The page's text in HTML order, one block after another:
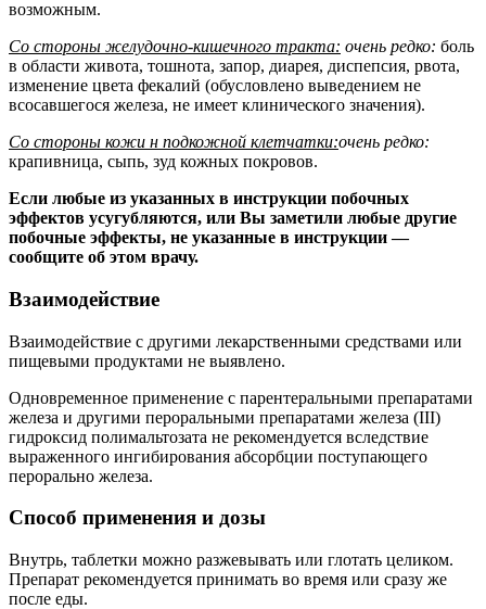
возможным.
Со стороны желудочно-кишечного тракта: очень редко: боль
в области живота, тошнота, запор, диарея, диспепсия, рвота,
изменение цвета фекалий (обусловлено выведением не
всосавшегося железа, не имеет клинического значения).
Со стороны кожи н подкожной клетчатки:очень редко:
крапивница, сыпь, зуд кожных покровов.
Если любые из указанных в инструкции побочных
эффектов усугубляются, или Вы заметили любые другие
побочные эффекты, не указанные в инструкции —
сообщите об этом врачу.
Взаимодействие
Взаимодействие с другими лекарственными средствами или
пищевыми продуктами не выявлено.
Одновременное применение с парентеральными препаратами
железа и другими пероральными препаратами железа (III)
гидроксид полимальтозата не рекомендуется вследствие
выраженного ингибирования абсорбции поступающего
перорально железа.
Способ применения и дозы
Внутрь, таблетки можно разжевывать или глотать целиком.
Препарат рекомендуется принимать во время или сразу же
после еды.